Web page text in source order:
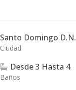
Santo Domingo D.N.
Ciudad
Desde3 Hasta 4
Baños